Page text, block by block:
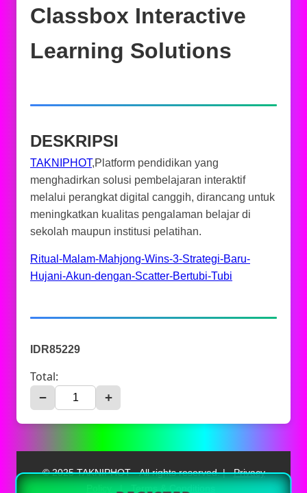
Classbox Interactive
Learning Solutions
DESKRIPSI
TAKNIPHOT,Platform pendidikan yang
menghadirkan solusi pembelajaran interaktif
melalui perangkat digital canggih, dirancang untuk
meningkatkan kualitas pengalaman belajar di
sekolah maupun institusi pelatihan.
Ritual-Malam-Mahjong-Wins-3-Strategi-Baru-
Hujani-Akun-dengan-Scatter-Bertubi-Tubi
IDR85229
Total:
− +
© 2025 TAKNIPHOT - All rights reserved. | Privacy
Policy
Terms & Conditions